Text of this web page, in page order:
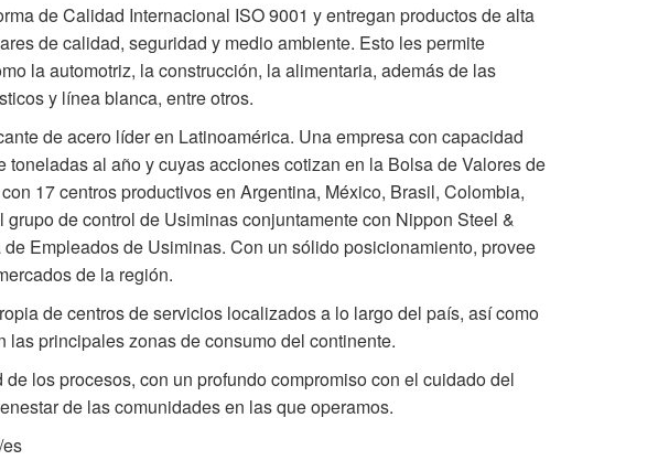
de Calidad Internacional ISO 9001 y entregan productos de alta
de calidad, seguridad y medio ambiente. Esto les permite
la automotriz, la construcción, la alimentaria, además de las
y línea blanca, entre otros.
de acero líder en Latinoamérica. Una empresa con capacidad
al año y cuyas acciones cotizan en la Bolsa de Valores de
17 centros productivos en Argentina, México, Brasil, Colombia,
de control de Usiminas conjuntamente con Nippon Steel &
Empleados de Usiminas. Con un sólido posicionamiento, provee
de la región.
de centros de servicios localizados a lo largo del país, así como
principales zonas de consumo del continente.
los procesos, con un profundo compromiso con el cuidado del
de las comunidades en las que operamos.